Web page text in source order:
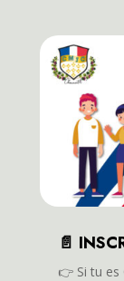
📄
👉️ Si tu es